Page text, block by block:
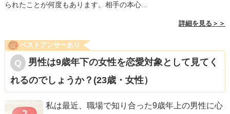
られたことが何度もあります。相手の本心...
詳細を見る＞＞
ベストアンサーあり
男性は9歳年下の女性を恋愛対象として見てく
れるのでしょうか？(23歳・女性）
私は最近、職場で知り合った9歳年上の男性に心